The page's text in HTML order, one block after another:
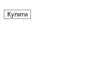
Купити